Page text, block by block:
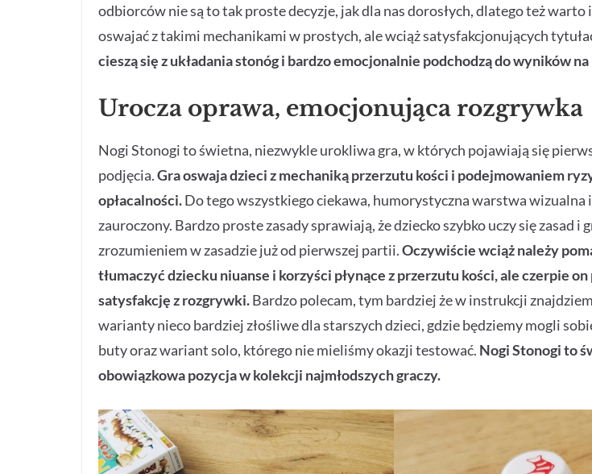
odbiorców nie są to tak proste decyzje, jak dla nas dorosłych, dlatego też
oswajać z takimi mechanikami w prostych, ale wciąż satysfakcjonujących
cieszą się z układania stonóg i bardzo emocjonalnie podchodzą do wyników
Urocza oprawa, emocjonująca rozgrywka
Nogi Stonogi to świetna, niezwykle urokliwa gra, w których pojawiają się
podjęcia.Gra oswaja dzieci z mechaniką przerzutu kości i podejmowaniem
opłacalności.Do tego wszystkiego ciekawa, humorystyczna warstwa wizualna
zauroczony. Bardzo proste zasady sprawiają, że dziecko szybko uczy się zasad i
zrozumieniem w zasadzie już od pierwszej partii.Oczywiście wciąż należy
tłumaczyć dziecku niuanse i korzyści płynące z przerzutu kości, ale czerpie on
satysfakcję z rozgrywki.Bardzo polecam, tym bardziej że w instrukcji
warianty nieco bardziej złośliwe dla starszych dzieci, gdzie będziemy mogli
buty oraz wariant solo, którego nie mieliśmy okazji testować. Nogi Stonogi to
obowiązkowa pozycja w kolekcji najmłodszych graczy.